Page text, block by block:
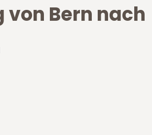
von Bern nach